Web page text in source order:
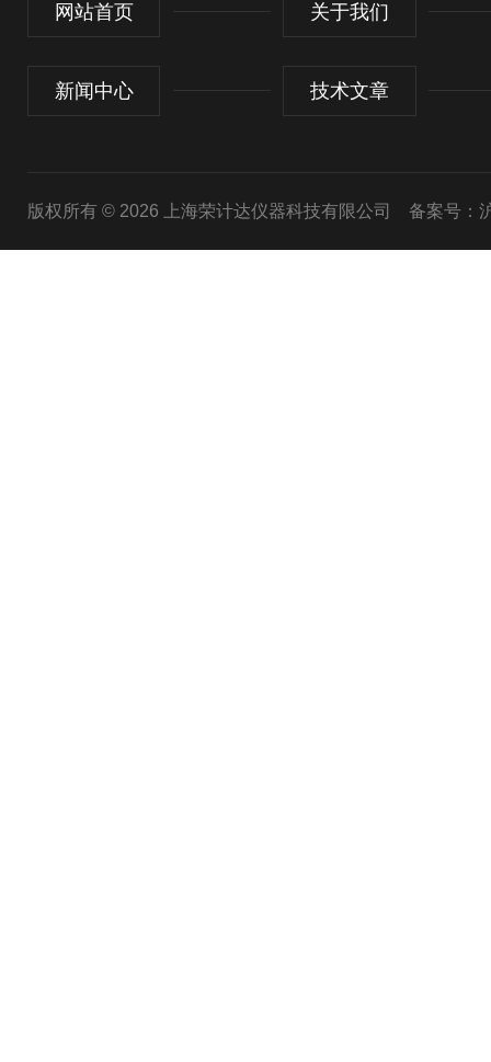
网站首页 关于我们
新闻中心 技术文章
版权所有 © 2026 上海荣计达仪器科技有限公司 备案号：